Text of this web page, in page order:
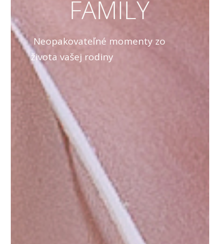
FAMILY
Neopakovateľné momenty zo
života vašej rodiny